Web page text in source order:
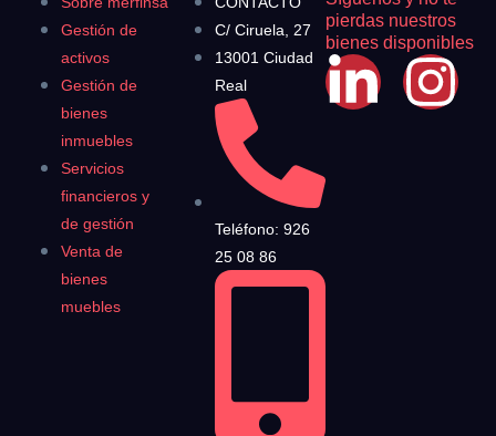
Gestión de
activos
Gestión de
bienes
inmuebles
Servicios
financieros y
de gestión
Venta de
bienes
muebles
C/ Ciruela, 27
13001 Ciudad
Real
Teléfono: 926
25 08 86
pierdas nuestros
bienes disponibles